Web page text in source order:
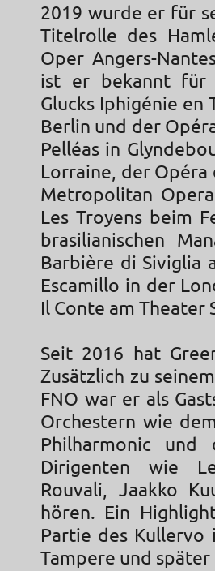
2019 wurde er für
Titelrolle des
Oper Angers-
ist er bekannt für
Glucks Iphigénie en
Berlin und der
Pelléas in
Lorraine, der Opéra
Metropolitan
Les Troyens beim
brasilianischen
Barbière di Siviglia
Escamillo in der
Il Conte am Theater
Seit 2016 hat
Zusätzlich zu
FNO war er als
Orchestern wie
Philharmonic und
Dirigenten wie
Rouvali, Jaakko
hören. Ein
Partie des Kullervo
Tampere und